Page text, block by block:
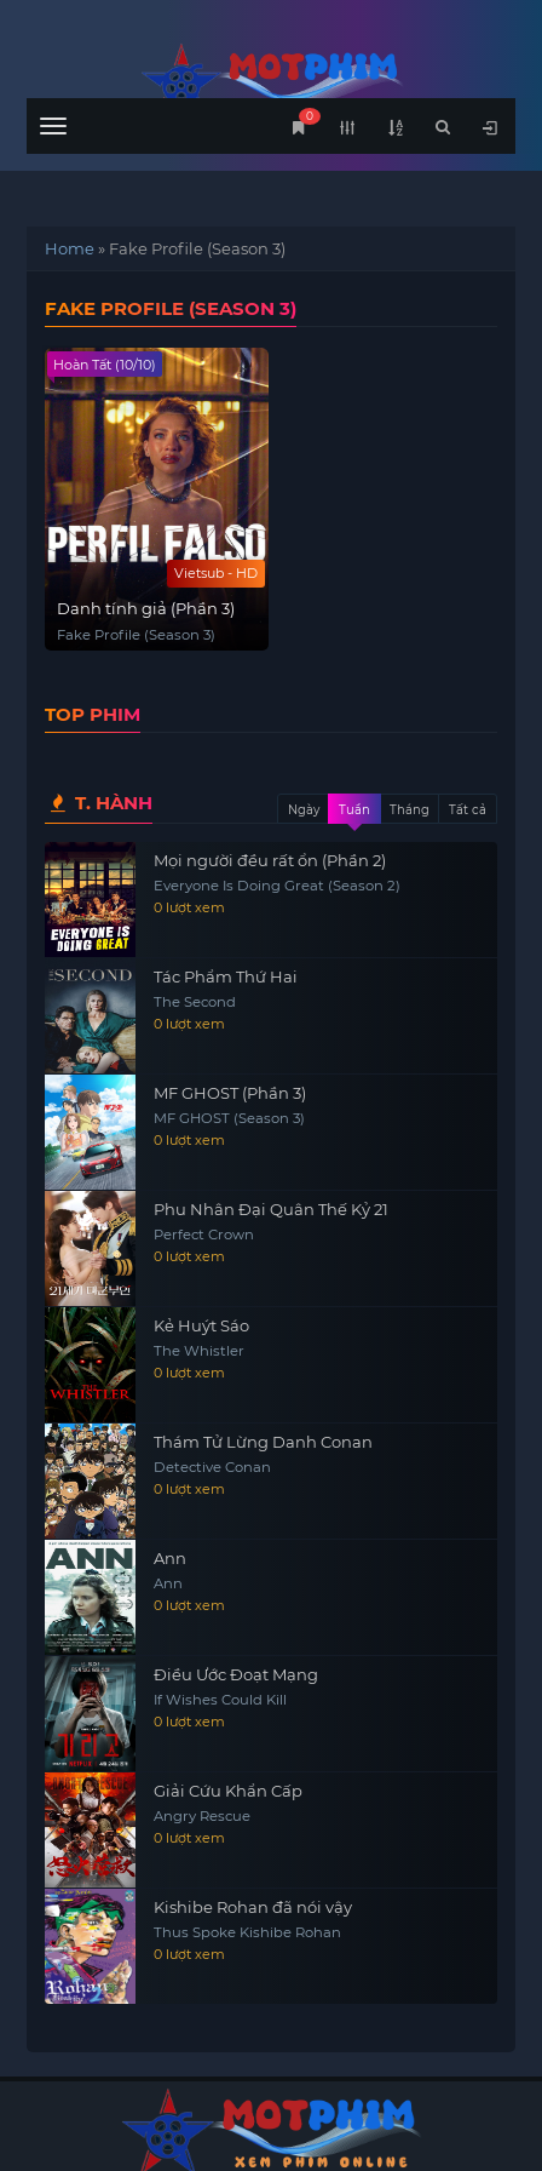
Menu
0
Home» Fake Profile (Season 3)
FAKE PROFILE (SEASON 3)
Vietsub - HD
Hoàn Tất (10/10)
Danh tính giả (Phần 3)
Fake Profile (Season 3)
TOP PHIM
T. HÀNH Ngày Tuần Tháng Tất cả
Mọi người đều rất ổn (Phần 2)
Everyone Is Doing Great (Season 2)
0 lượt xem
Tác Phẩm Thứ Hai
The Second
0 lượt xem
MF GHOST (Phần 3)
MF GHOST (Season 3)
0 lượt xem
Phu Nhân Đại Quân Thế Kỷ 21
Perfect Crown
0 lượt xem
Kẻ Huýt Sáo
The Whistler
0 lượt xem
Thám Tử Lừng Danh Conan
Detective Conan
0 lượt xem
Ann
Ann
0 lượt xem
Điều Ước Đoạt Mạng
If Wishes Could Kill
0 lượt xem
Giải Cứu Khẩn Cấp
Angry Rescue
0 lượt xem
Kishibe Rohan đã nói vậy
Thus Spoke Kishibe Rohan
0 lượt xem